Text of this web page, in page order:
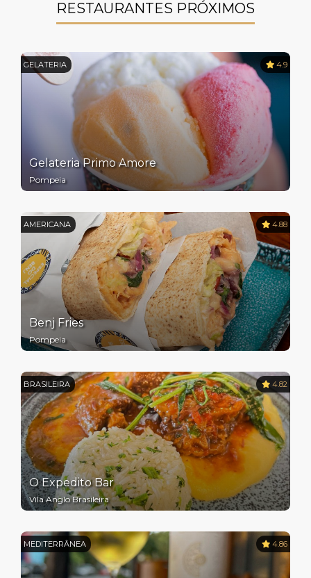
RESTAURANTES PRÓXIMOS
GELATERIA 4.9
Gelateria Primo Amore
Pompeia
AMERICANA 4.88
Benj Fries
Pompeia
BRASILEIRA 4.82
O Expedito Bar
Vila Anglo Brasileira
MEDITERRÂNEA 4.86